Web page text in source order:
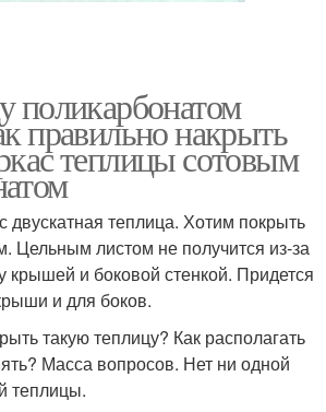
поликарбонатом
правильно накрыть
теплицы сотовым
теплица. Хотим покрыть
Цельным листом не получится из-за
крышей и боковой стенкой. Придется
и для боков.
такую теплицу? Как располагать
Масса вопросов. Нет ни одной
теплицы.